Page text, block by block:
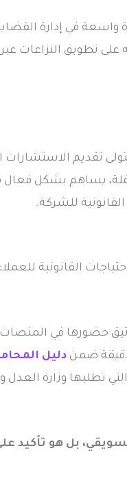
واسعة في إدارة
تطويق النزاعات
تقديم الاستشارات
يساهم بشكل
للشركة.
القانونية
حضورها في
ضمن دليل
تطلبها وزارة العدل
بل هو تأكيد